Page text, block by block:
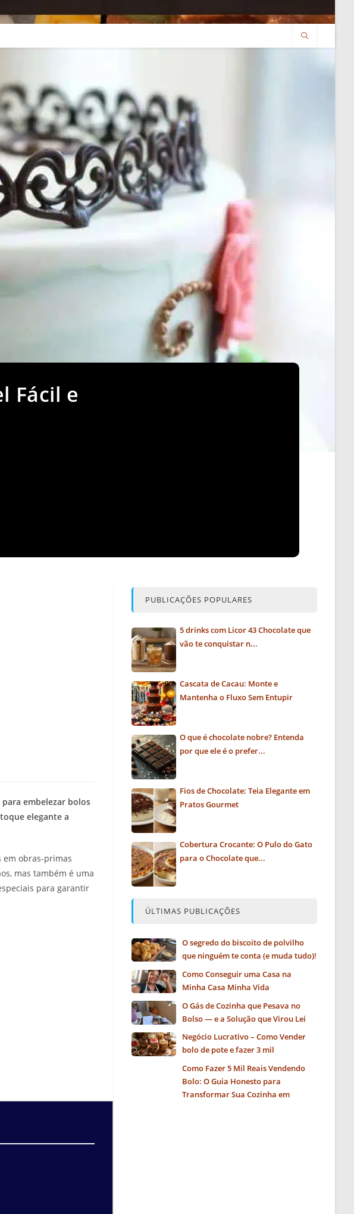
Fácil e
embelezar bolos
elegante a
obras-primas
mas também é uma
para garantir
PUBLICAÇÕES POPULARES
5 drinks com Licor 43 Chocolate que
vão te conquistar n...
Cascata de Cacau: Monte e
Mantenha o Fluxo Sem Entupir
O que é chocolate nobre? Entenda
por que ele é o prefer...
Fios de Chocolate: Teia Elegante em
Pratos Gourmet
Cobertura Crocante: O Pulo do Gato
para o Chocolate que...
ÚLTIMAS PUBLICAÇÕES
O segredo do biscoito de polvilho
que ninguém te conta (e muda tudo)!
Como Conseguir uma Casa na
Minha Casa Minha Vida
O Gás de Cozinha que Pesava no
Bolso — e a Solução que Virou Lei
Negócio Lucrativo – Como Vender
bolo de pote e fazer 3 mil
Como Fazer 5 Mil Reais Vendendo
Bolo: O Guia Honesto para
Transformar Sua Cozinha em